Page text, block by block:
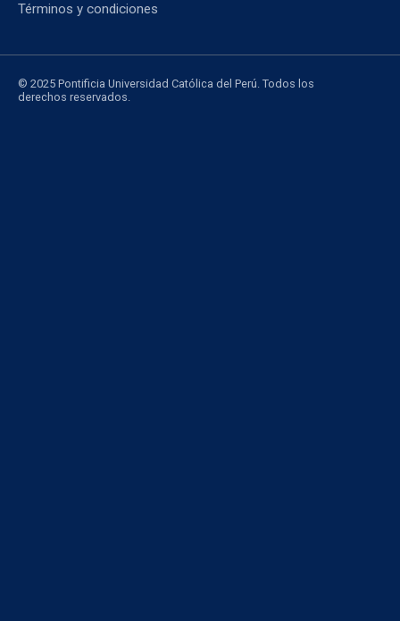
Términos y condiciones
© 2025 Pontificia Universidad Católica del Perú. Todos los
derechos reservados.